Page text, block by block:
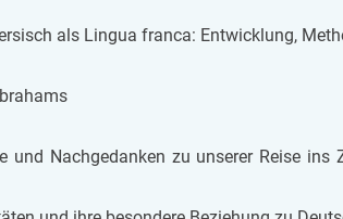
als Lin­gua fran­ca: Ent­wick­lung,
und Nach­ge­dan­ken zu un­se­rer Reise